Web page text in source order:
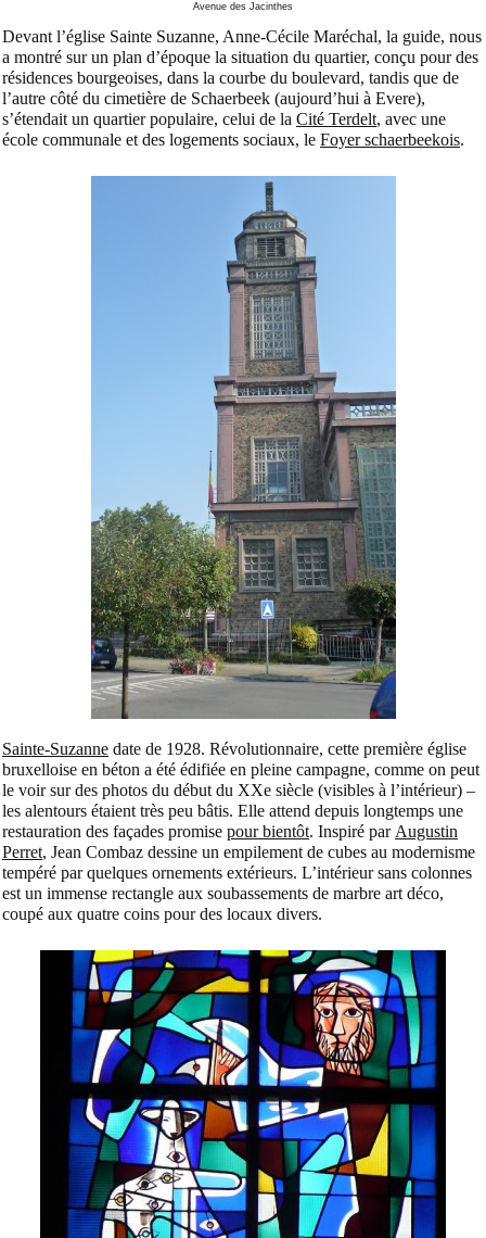
Avenue des Jacinthes
Devant l’église Sainte Suzanne, Anne-Cécile Maréchal, la guide, nous
a montré sur un plan d’époque la situation du quartier, conçu pour des
résidences bourgeoises, dans la courbe du boulevard, tandis que de
l’autre côté du cimetière de Schaerbeek (aujourd’hui à Evere),
s’étendait un quartier populaire, celui de la Cité Terdelt, avec une
école communale et des logements sociaux, le Foyer schaerbeekois.
Sainte-Suzanne date de 1928. Révolutionnaire, cette première église
bruxelloise en béton a été édifiée en pleine campagne, comme on peut
le voir sur des photos du début du XXe siècle (visibles à l’intérieur) –
les alentours étaient très peu bâtis. Elle attend depuis longtemps une
restauration des façades promise pour bientôt. Inspiré par Augustin
Perret, Jean Combaz dessine un empilement de cubes au modernisme
tempéré par quelques ornements extérieurs. L’intérieur sans colonnes
est un immense rectangle aux soubassements de marbre art déco,
coupé aux quatre coins pour des locaux divers.